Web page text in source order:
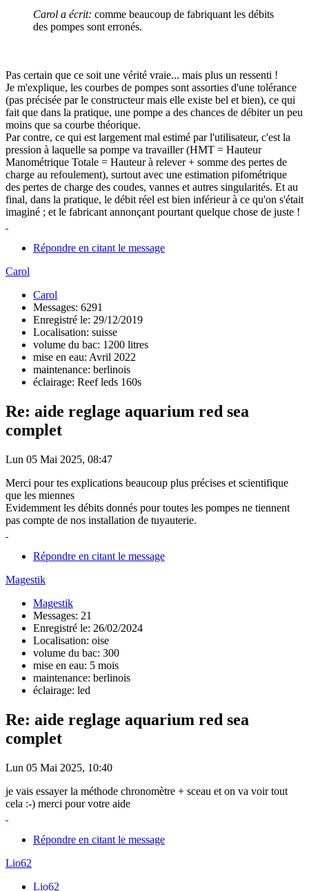
Carol a écrit: comme beaucoup de fabriquant les débits
des pompes sont erronés.
Pas certain que ce soit une vérité vraie... mais plus un ressenti !
Je m'explique, les courbes de pompes sont assorties d'une tolérance
(pas précisée par le constructeur mais elle existe bel et bien), ce qui
fait que dans la pratique, une pompe a des chances de débiter un peu
moins que sa courbe théorique.
Par contre, ce qui est largement mal estimé par l'utilisateur, c'est la
pression à laquelle sa pompe va travailler (HMT = Hauteur
Manométrique Totale = Hauteur à relever + somme des pertes de
charge au refoulement), surtout avec une estimation pifométrique
des pertes de charge des coudes, vannes et autres singularités. Et au
final, dans la pratique, le débit réel est bien inférieur à ce qu'on s'était
imaginé ; et le fabricant annonçant pourtant quelque chose de juste !
Répondre en citant le message
Carol
Carol
Messages: 6291
Enregistré le: 29/12/2019
Localisation: suisse
volume du bac: 1200 litres
mise en eau: Avril 2022
maintenance: berlinois
éclairage: Reef leds 160s
Re: aide reglage aquarium red sea
complet
Lun 05 Mai 2025, 08:47
Merci pour tes explications beaucoup plus précises et scientifique
que les miennes
Evidemment les débits donnés pour toutes les pompes ne tiennent
pas compte de nos installation de tuyauterie.
Répondre en citant le message
Magestik
Magestik
Messages: 21
Enregistré le: 26/02/2024
Localisation: oise
volume du bac: 300
mise en eau: 5 mois
maintenance: berlinois
éclairage: led
Re: aide reglage aquarium red sea
complet
Lun 05 Mai 2025, 10:40
je vais essayer la méthode chronomètre + sceau et on va voir tout
cela :-) merci pour votre aide
Répondre en citant le message
Lio62
Lio62